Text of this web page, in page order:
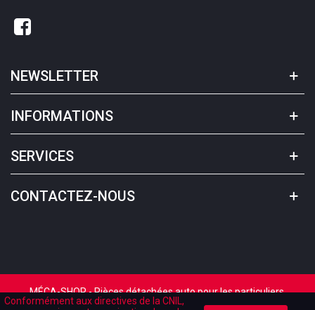
NEWSLETTER
INFORMATIONS
SERVICES
CONTACTEZ-NOUS
MÉCA-SHOP - Pièces détachées auto pour les particuliers.
Conformément aux directives de la CNIL,